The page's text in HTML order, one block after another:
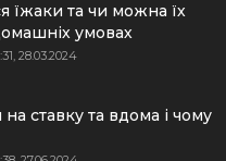
їжаки та чи можна їх
умовах
28.03.2024
ставку та вдома і чому